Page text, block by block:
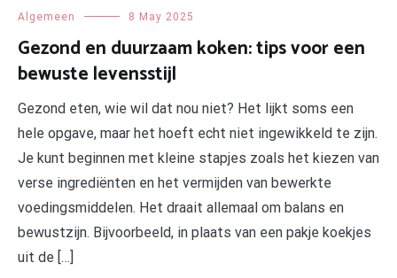
Algemeen 8 May 2025
Gezond en duurzaam koken: tips voor een
bewuste levensstijl
Gezond eten, wie wil dat nou niet? Het lijkt soms een
hele opgave, maar het hoeft echt niet ingewikkeld te zijn.
Je kunt beginnen met kleine stapjes zoals het kiezen van
verse ingrediënten en het vermijden van bewerkte
voedingsmiddelen. Het draait allemaal om balans en
bewustzijn. Bijvoorbeeld, in plaats van een pakje koekjes
uit de […]